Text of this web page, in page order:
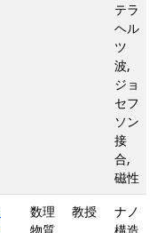
テラ
ヘル
ツ
波,
ジョ
セフ
ソン
接
合,
磁性
数理
教授
ナノ